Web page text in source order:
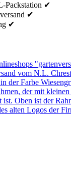
Packstation ✔
✔
✔